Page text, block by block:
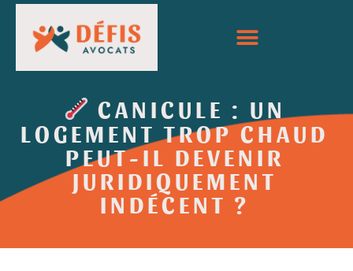
CANICULE : UN
LOGEMENT TROP CHAUD
PEUT-IL DEVENIR
JURIDIQUEMENT
INDÉCENT ?